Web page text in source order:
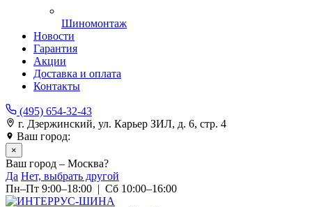
Шиномонтаж
Новости
Гарантия
Акции
Доставка и оплата
Контакты
(495) 654-32-43
г. Дзержинский, ул. Карьер ЗИЛ, д. 6, стр. 4
Ваш город:
×
Ваш город – Москва?
Да Нет, выбрать другой
Пн–Пт 9:00–18:00 | Сб 10:00–16:00